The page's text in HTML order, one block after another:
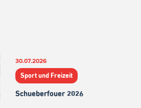
30.07.2026
Sport und Freizeit
Schueberfouer 2026